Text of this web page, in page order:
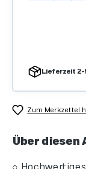
Lieferzeit 2-
Zum Merkzettel
Über diesen